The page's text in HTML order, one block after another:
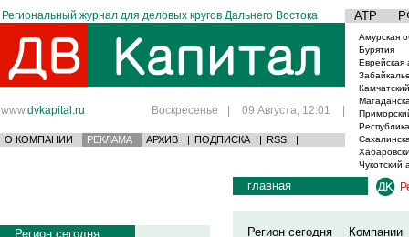
Региональный журнал для деловых кругов Дальнего Востока АТР
www.dvkapital.ru Воскресенье | 09 Августа, 12:01 |
О КОМПАНИИ РЕКЛАМА АРХИВ | ПОДПИСКА | RSS |
Амурская
Бурятия
Еврейская
Чукотский
Регион сегодня
главная
Регион сегодня
Компании